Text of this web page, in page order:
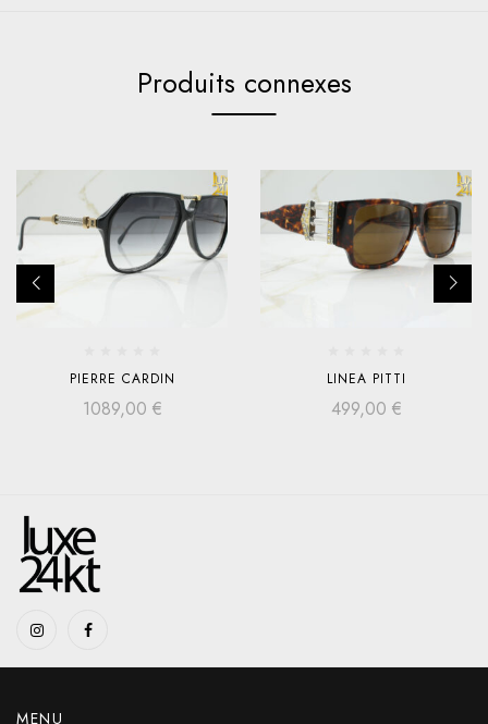
Produits connexes
PIERRE CARDIN
1089,00 €
LINEA PITTI
499,00 €
MENU